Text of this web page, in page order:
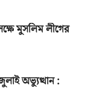
মুসলিম লীগের
অভ্যুত্থান :